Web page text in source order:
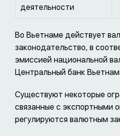
деятельности
Во Вьетнаме действует
законодательство, в
эмиссией национальной
Центральный банк
Существуют некоторые
связанные с экспортными
регулируются валютным